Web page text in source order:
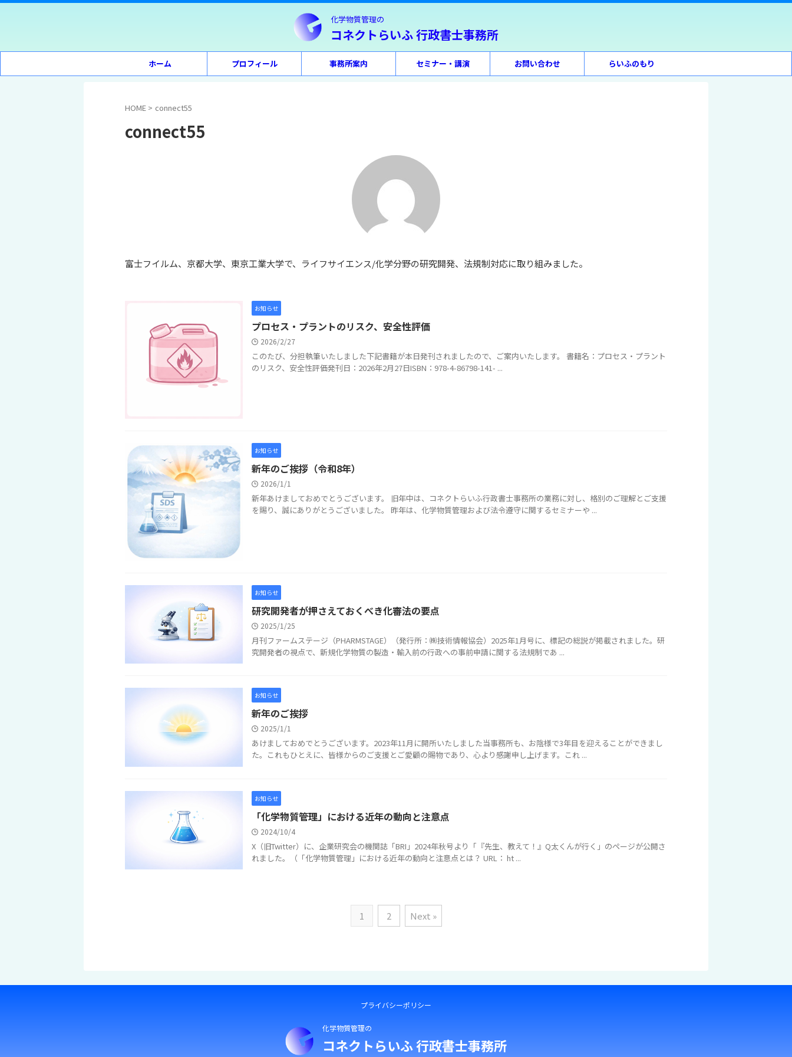
化学物質管理の
コネクトらいふ 行政書士事務所
ホーム プロフィール 事務所案内 セミナー・講演 お問い合わせ らいふのもり
HOME > connect55
connect55
富士フイルム、京都大学、東京工業大学で、ライフサイエンス/化学分野の研究開発、法規制対応に取り組みました。
お知らせ
プロセス・プラントのリスク、安全性評価
2026/2/27
このたび、分担執筆いたしました下記書籍が本日発刊されましたので、ご案内いたします。 書籍名：プロセス・プラント
のリスク、安全性評価発刊日：2026年2月27日ISBN：978-4-86798-141- ...
お知らせ
新年のご挨拶（令和8年）
2026/1/1
新年あけましておめでとうございます。 旧年中は、コネクトらいふ行政書士事務所の業務に対し、格別のご理解とご支援
を賜り、誠にありがとうございました。 昨年は、化学物質管理および法令遵守に関するセミナーや ...
お知らせ
研究開発者が押さえておくべき化審法の要点
2025/1/25
月刊ファームステージ（PHARMSTAGE）（発行所：㈱技術情報協会）2025年1月号に、標記の総説が掲載されました。研
究開発者の視点で、新規化学物質の製造・輸入前の行政への事前申請に関する法規制であ ...
お知らせ
新年のご挨拶
2025/1/1
あけましておめでとうございます。2023年11月に開所いたしました当事務所も、お陰様で3年目を迎えることができまし
た。これもひとえに、皆様からのご支援とご愛顧の賜物であり、心より感謝申し上げます。これ ...
お知らせ
「化学物質管理」における近年の動向と注意点
2024/10/4
X（旧Twitter）に、企業研究会の機関誌「BRI」2024年秋号より「『先生、教えて！』Q太くんが行く」のページが公開さ
れました。（「化学物質管理」における近年の動向と注意点とは？ URL： ht ...
1 2 Next »
プライバシーポリシー
化学物質管理の
コネクトらいふ 行政書士事務所